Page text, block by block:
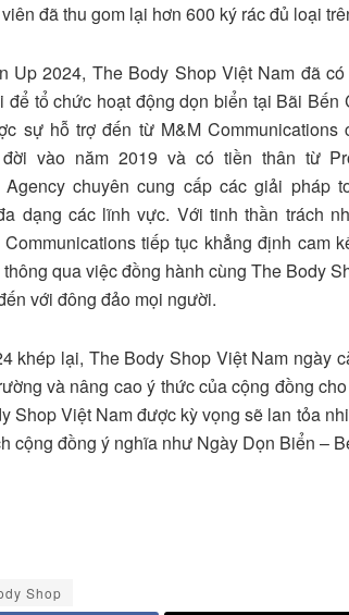
đã thu gom lại hơn 600 ký rác đủ loại
Up 2024, The Body Shop Việt Nam đã
tổ chức hoạt động dọn biển tại Bãi Bến
sự hỗ trợ đến từ M&M Communications
vào năm 2019 và có tiền thân từ
chuyên cung cấp các giải pháp
dạng các lĩnh vực. Với tinh thần trách
tiếp tục khẳng định cam
qua việc đồng hành cùng The Body
với đông đảo mọi người.
khép lại, The Body Shop Việt Nam ngày
và nâng cao ý thức của cộng đồng
Shop Việt Nam được kỳ vọng sẽ lan tỏa
cộng đồng ý nghĩa như Ngày Dọn Biển –
Shop